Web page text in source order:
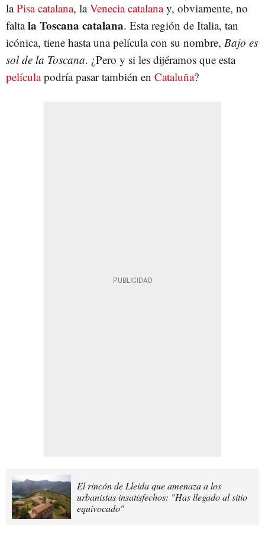
laPisa catalana, laVenecia catalanay, obviamente, no
faltala Toscana catalana. Esta región de Italia, tan
icónica, tiene hasta una película con su nombre, Bajo es
sol de la Toscana. ¿Pero y si les dijéramos que esta
películapodría pasar también en Cataluña?
El rincón de Lleida que amenaza a los
urbanistas insatisfechos: "Has llegado al sitio
equivocado"